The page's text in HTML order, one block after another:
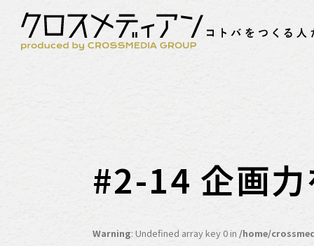
#2-14 企画力
Warning: Undefined array key 0 in /home/